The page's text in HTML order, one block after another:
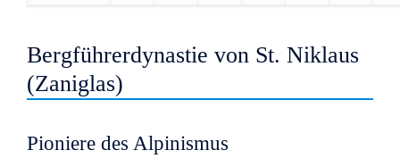
Bergführerdynastie von St. Niklaus
(Zaniglas)
Pioniere des Alpinismus